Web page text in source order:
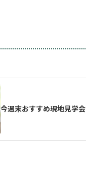
今週末おすすめ現地見学会